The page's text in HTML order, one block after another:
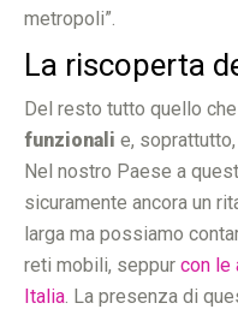
metropoli”.
La riscoperta
Del resto tutto quello
funzionali e, soprattutto,
Nel nostro Paese a
sicuramente ancora un
larga ma possiamo
reti mobili, seppur con le
Italia. La presenza di